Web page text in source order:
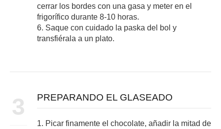
cerrar los bordes con una gasa y meter en el
frigorífico durante 8-10 horas.
6. Saque con cuidado la paska del bol y
transfiérala a un plato.
3 PREPARANDO EL GLASEADO
1. Picar finamente el chocolate, añadir la mitad de